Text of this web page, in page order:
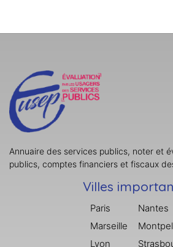
Annuaire des services publics, noter et
publics, comptes financiers et fiscaux
Villes
Paris
Marseille
Lyon
Nantes